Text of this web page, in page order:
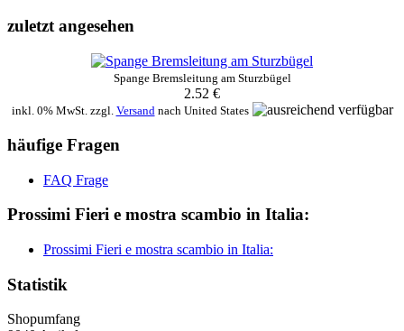
zuletzt angesehen
Spange Bremsleitung am Sturzbügel
2.52 €
inkl. 0% MwSt. zzgl. Versandnach United States
häufige Fragen
FAQ Frage
Prossimi Fieri e mostra scambio in Italia:
Prossimi Fieri e mostra scambio in Italia:
Statistik
Shopumfang